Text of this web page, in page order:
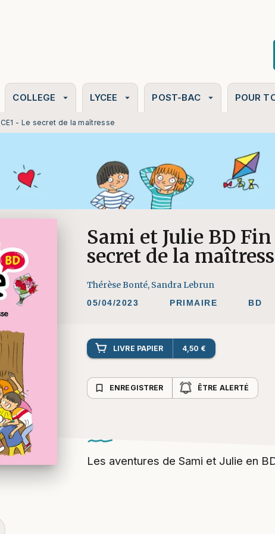
COLLEGE arrow_drop_down LYCEE arrow_drop_down POST-BAC arrow_drop_down POUR
- Le secret de la maîtresse
Sami et Julie BD
secret de la
Thérèse Bonté, Sandra Lebrun
05/04/2023 PRIMAIRE BD
LIVRE PAPIER 4,50 €
bookmark_border ENREGISTRER ÊTRE ALERTÉ
Les aventures de Sami et Julie en